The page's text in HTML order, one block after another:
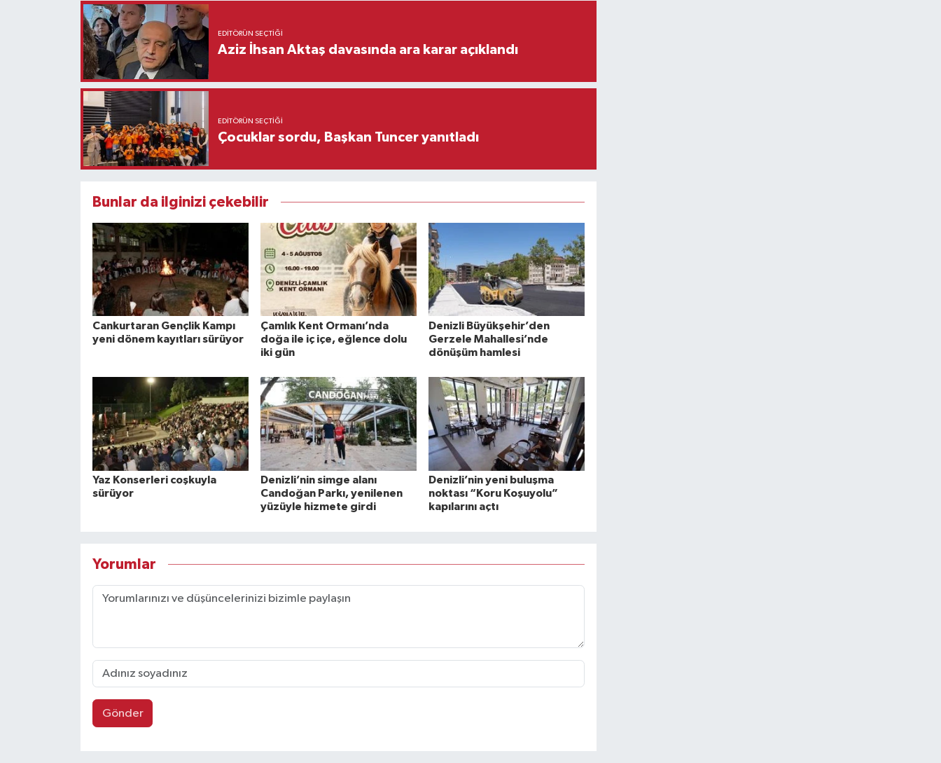
EDITÖRÜN SEÇTIĞI
Aziz İhsan Aktaş davasında ara karar açıklandı
EDITÖRÜN SEÇTIĞI
Çocuklar sordu, Başkan Tuncer yanıtladı
Bunlar da ilginizi çekebilir
Cankurtaran Gençlik Kampı
yeni dönem kayıtları sürüyor
Çamlık Kent Ormanı’nda
doğa ile iç içe, eğlence dolu
iki gün
Denizli Büyükşehir’den
Gerzele Mahallesi’nde
dönüşüm hamlesi
Yaz Konserleri coşkuyla
sürüyor
Denizli’nin simge alanı
Candoğan Parkı, yenilenen
yüzüyle hizmete girdi
Denizli’nin yeni buluşma
noktası “Koru Koşuyolu”
kapılarını açtı
Yorumlar
Gönder